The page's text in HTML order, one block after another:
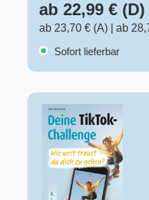
ab 22,99 € (D)
ab 23,70 € (A)
ab
Sofort lieferbar
Deine TikTok-